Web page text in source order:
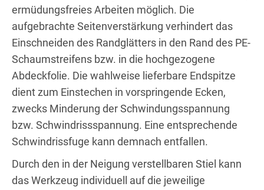
ermüdungsfreies Arbeiten möglich. Die
aufgebrachte Seitenverstärkung verhindert das
Einschneiden des Randglätters in den Rand des PE-
Schaumstreifens bzw. in die hochgezogene
Abdeckfolie. Die wahlweise lieferbare Endspitze
dient zum Einstechen in vorspringende Ecken,
zwecks Minderung der Schwindungsspannung
bzw. Schwindrissspannung. Eine entsprechende
Schwindrissfuge kann demnach entfallen.
Durch den in der Neigung verstellbaren Stiel kann
das Werkzeug individuell auf die jeweilige